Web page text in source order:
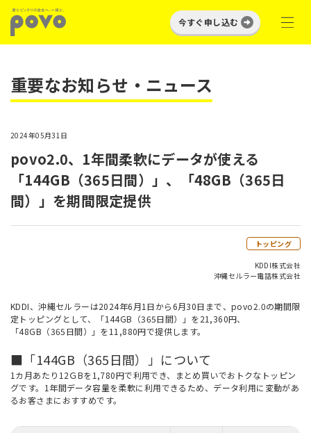
今すぐ申し込む
重要なお知らせ・ニュース
2024年05月31日
povo2.0、1年間柔軟にデータが使える
「144GB（365日間）」、「48GB（365日
間）」を期間限定提供
トッピング
KDDI株式会社
沖縄セルラー電話株式会社
KDDI、沖縄セルラーは2024年6月1日から6月30日まで、povo2.0の期間限
定トッピングとして、「144GB（365日間）」を21,360円、
「48GB（365日間）」を11,880円で提供します。
■「144GB（365日間）」について
1カ月あたり12ＧBを1,780円で利用でき、まとめ買いでおトクなトッピン
グです。1年間データ容量を柔軟に利用できるため、データ利用に変動があ
るお客さまにおすすめです。